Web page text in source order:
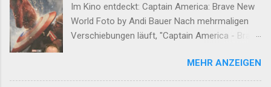
eingekriegt hat, sagte Sie den entscheidenden
Satz: "Das musst du aufschreiben" Nun, ein
guter Sohn tut das, was seine Mutter ihm sagt.
solltet Ihr liebe Leser und Leserinnen am
Wahrheitsgehalt dieser Worte zweifeln, fragt
Im Kino entdeckt: Captain America: Brave New
World Foto by Andi Bauer Nach mehrmaligen
Verschiebungen läuft, "Captain America - Brave
Film? Es folgt eine ausführliche Analyse. Was
der Film sein will - Eine Fortsetzung zu den
MEHR ANZEIGEN